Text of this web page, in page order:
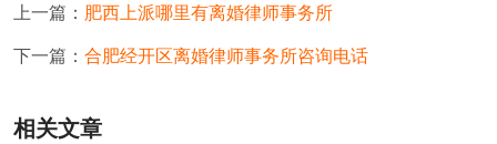
上一篇： 肥西上派哪里有离婚律师事务所
下一篇： 合肥经开区离婚律师事务所咨询电话
相关文章